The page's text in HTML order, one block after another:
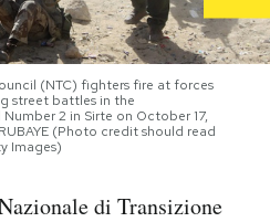
(NTC) fighters fire at forces
street battles in the
2 in Sirte on October 17,
(Photo credit should read
Images)
di Transizione